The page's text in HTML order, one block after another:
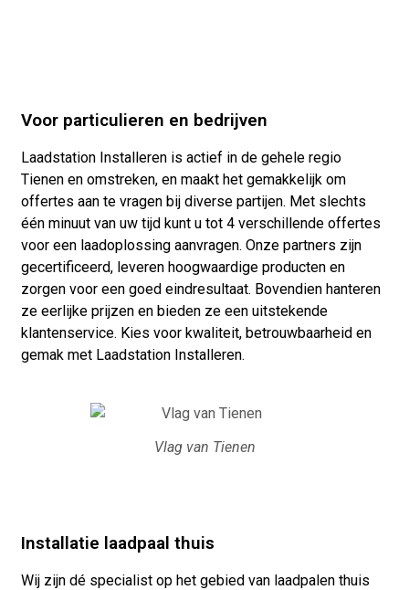
Voor particulieren en bedrijven
Laadstation Installeren is actief in de gehele regio
Tienen en omstreken, en maakt het gemakkelijk om
offertes aan te vragen bij diverse partijen. Met slechts
één minuut van uw tijd kunt u tot 4 verschillende offertes
voor een laadoplossing aanvragen. Onze partners zijn
gecertificeerd, leveren hoogwaardige producten en
zorgen voor een goed eindresultaat. Bovendien hanteren
ze eerlijke prijzen en bieden ze een uitstekende
klantenservice. Kies voor kwaliteit, betrouwbaarheid en
gemak met Laadstation Installeren.
Vlag van Tienen
Installatie laadpaal thuis
Wij zijn dé specialist op het gebied van laadpalen thuis